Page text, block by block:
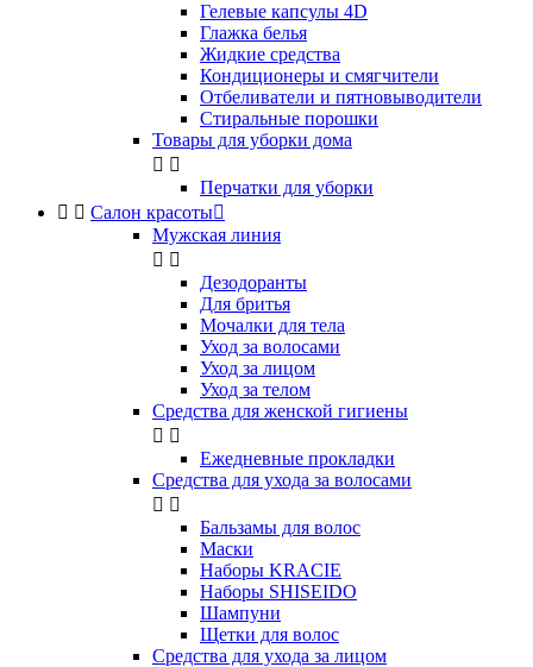
Гелевые капсулы 4D
Глажка белья
Жидкие средства
Кондиционеры и смягчители
Отбеливатели и пятновыводители
Стиральные порошки
Товары для уборки дома
 
Перчатки для уборки
  Салон красоты
Мужская линия
 
Дезодоранты
Для бритья
Мочалки для тела
Уход за волосами
Уход за лицом
Уход за телом
Средства для женской гигиены
 
Ежедневные прокладки
Средства для ухода за волосами
 
Бальзамы для волос
Маски
Наборы KRACIE
Наборы SHISEIDO
Шампуни
Щетки для волос
Средства для ухода за лицом